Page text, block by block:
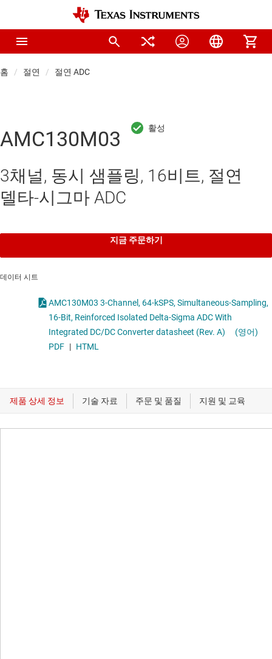
홈 절연 절연 ADC
AMC130M03
3채널, 동시 샘플링, 16비트, 절연
델타-시그마 ADC
지금 주문하기
데이터 시트
AMC130M03 3-Channel, 64-kSPS, Simultaneous-Sampling,
16-Bit, Reinforced Isolated Delta-Sigma ADC With
Integrated DC/DC Converter datasheet (Rev. A)
(영어)
PDF | HTML